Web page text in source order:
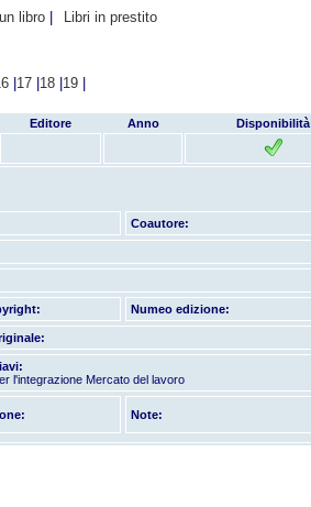
libro Libri in prestito
17 18 19
Editore Anno
Disponibilità
Coautore:
Numeo edizione:
l'integrazione Mercato del lavoro
Note: